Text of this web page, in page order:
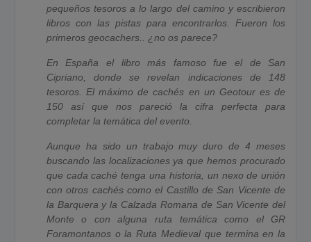
pequeños tesoros a lo largo del camino y escribieron
libros con las pistas para encontrarlos. Fueron los
primeros geocachers.. ¿no os parece?
En España el libro más famoso fue el de San
Cipriano, donde se revelan indicaciones de 148
tesoros. El máximo de cachés en un Geotour es de
150 así que nos pareció la cifra perfecta para
completar la temática del evento.
Aunque ha sido un trabajo muy duro de 4 meses
buscando las localizaciones ya que hemos procurado
que cada caché tenga una historia, un nexo de unión
con otros cachés como el Castillo de San Vicente de
la Barquera y la Calzada Romana de San Vicente del
Monte o con alguna ruta temática como el GR
Foramontanos o la Ruta Medieval que termina en la